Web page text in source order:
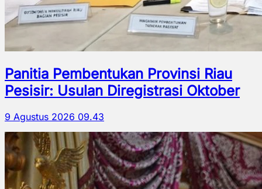
Panitia Pembentukan Provinsi Riau
Pesisir: Usulan Diregistrasi Oktober
9 Agustus 2026 09.43